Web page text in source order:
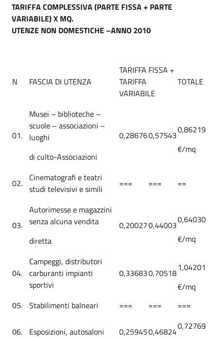
TARIFFA COMPLESSIVA (PARTE FISSA + PARTE
VARIABILE) X MQ.
UTENZE NON DOMESTICHE –ANNO 2010
N FASCIA DI UTENZA
TARIFFA FISSA +
TARIFFA
VARIABILE
TOTALE
01.
Musei – biblioteche –
scuole – associazioni –
luoghi
di culto-Associazioni
0,286760,575430,86219
€/mq
02.
Cinematografi e teatri
studi televisivi e simili
=== === ==
03.
Autorimesse e magazzini
senza alcuna vendita
diretta
0,200270,440030,64030
€/mq
04.
Campeggi, distributori
carburanti impianti
sportivi
0,336830,705181,04201
€/mq
05. Stabilimenti balneari === === ===
06. Esposizioni, autosaloni 0,259450,468240,72769